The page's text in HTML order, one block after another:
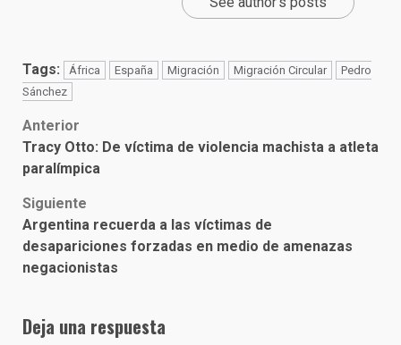
Tags: África España Migración Migración Circular
Pedro
Sánchez
Post
navigation
Anterior
Tracy Otto: De víctima de violencia machista a atleta
paralímpica
Siguiente
Argentina recuerda a las víctimas de
desapariciones forzadas en medio de amenazas
negacionistas
Deja una respuesta